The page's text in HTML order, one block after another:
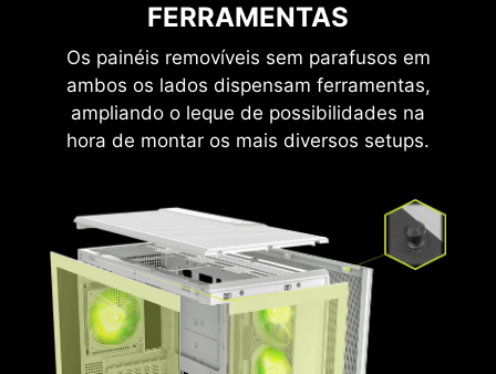
FERRAMENTAS
Os painéis removíveis sem parafusos em
ambos os lados dispensam ferramentas,
ampliando o leque de possibilidades na
hora de montar os mais diversos setups.
| Magnético x 1
PROTEGE DA POEIRA
Um filtro de poeira magnético vem instalado na
parte inferior do gabinete, enquanto um filtro
removível protege as aberturas de ventilação ali
transformando qualquer setup gamer em um